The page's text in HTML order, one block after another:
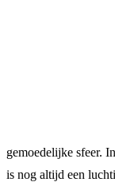
gemoedelijke sfeer.
is nog altijd een